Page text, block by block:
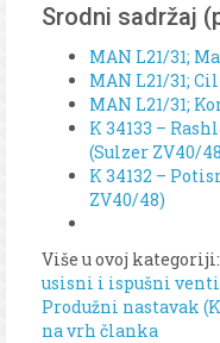
Srodni sadržaj
MAN L21/31;
MAN L21/31;
MAN L21/31;
K 34133 –
(Sulzer ZV40/
K 34132 –
ZV40/48)
Više u ovoj kategoriji:
usisni i ispušni
Produžni nastavak
na vrh članka